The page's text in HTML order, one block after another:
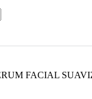
FACIAL